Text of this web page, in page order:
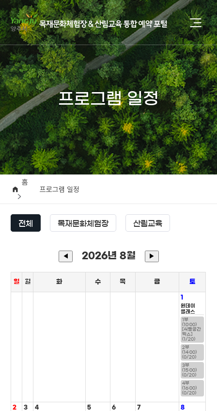
프로그램 일정
홈
프로그램 일정
전체 목재문화체험장 산림교육
◀ 2026년 8월 ▶
일 월 화 수 목 금 토
1
원데이
클래스
1부
(10:00)
[식빵공간
박스]
(1/20)
2부
(14:00)
(0/20)
3부
(15:00)
(0/20)
4부
(16:00)
(0/20)
2 3 4 5 6 7 8